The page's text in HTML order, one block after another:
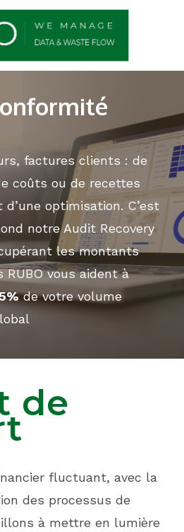
factures clients : de
coûts ou de recettes
d’une optimisation. C’est
notre Audit Recovery
les montants
RUBO vous aident à
de votre volume
de
fluctuant, avec la
des processus de
à mettre en lumière